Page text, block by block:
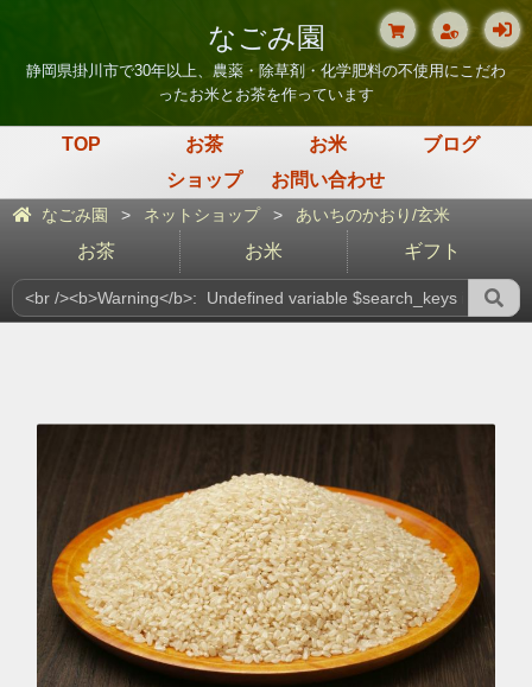
なごみ園
静岡県掛川市で30年以上、農薬・除草剤・化学肥料の不使用にこだわ
ったお米とお茶を作っています
TOP お茶 お米
ブログ
ショップ
お問い合わせ
なごみ園 ネットショップ あいちのかおり/玄米
お茶 お米 ギフト